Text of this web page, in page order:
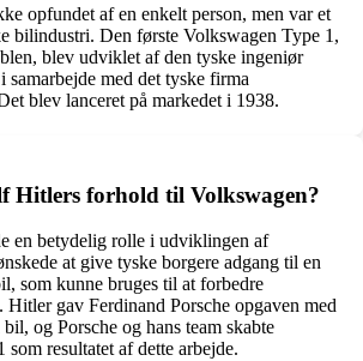
opfundet af en enkelt person, men var et
bilindustri. Den første Volkswagen Type 1,
blev udviklet af den tyske ingeniør
samarbejde med det tyske firma
blev lanceret på markedet i 1938.
Hitlers forhold til Volkswagen?
en betydelig rolle i udviklingen af
at give tyske borgere adgang til en
som kunne bruges til at forbedre
Hitler gav Ferdinand Porsche opgaven med
og Porsche og hans team skabte
resultatet af dette arbejde.